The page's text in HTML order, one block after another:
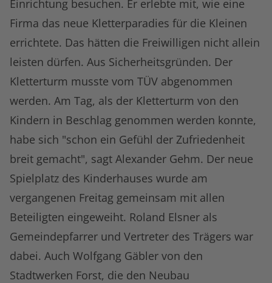
Einrichtung besuchen. Er erlebte mit, wie eine
Firma das neue Kletterparadies für die Kleinen
errichtete. Das hätten die Freiwilligen nicht allein
leisten dürfen. Aus Sicherheitsgründen. Der
Kletterturm musste vom TÜV abgenommen
werden. Am Tag, als der Kletterturm von den
Kindern in Beschlag genommen werden konnte,
habe sich "schon ein Gefühl der Zufriedenheit
breit gemacht", sagt Alexander Gehm. Der neue
Spielplatz des Kinderhauses wurde am
vergangenen Freitag gemeinsam mit allen
Beteiligten eingeweiht. Roland Elsner als
Gemeindepfarrer und Vertreter des Trägers war
dabei. Auch Wolfgang Gäbler von den
Stadtwerken Forst, die den Neubau